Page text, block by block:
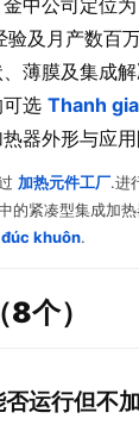
及月产数百
薄膜及集成
选 Thanh
器外形与应
加热元件工厂.进
的紧凑型集成加
khuôn.
个）
运行但不